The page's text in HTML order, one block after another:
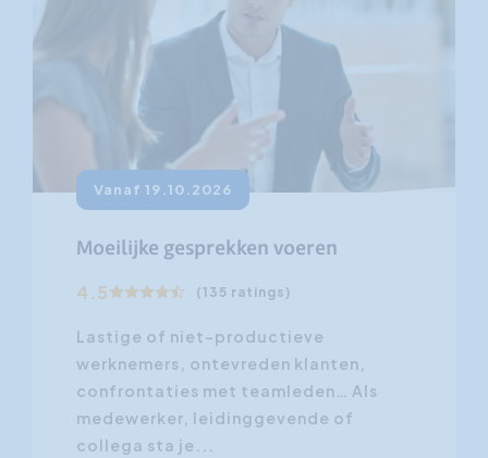
Vanaf 19.10.2026
Moeilijke gesprekken voeren
4.5 (135 ratings)
Lastige of niet-productieve
werknemers, ontevreden klanten,
confrontaties met teamleden… Als
medewerker, leidinggevende of
collega sta je...